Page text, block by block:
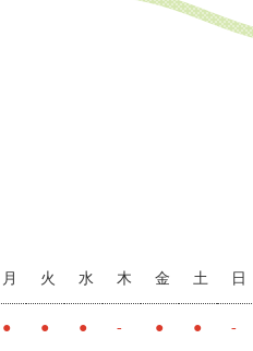
月 火 水 木 金 土 日
● ● ● - ● ● -